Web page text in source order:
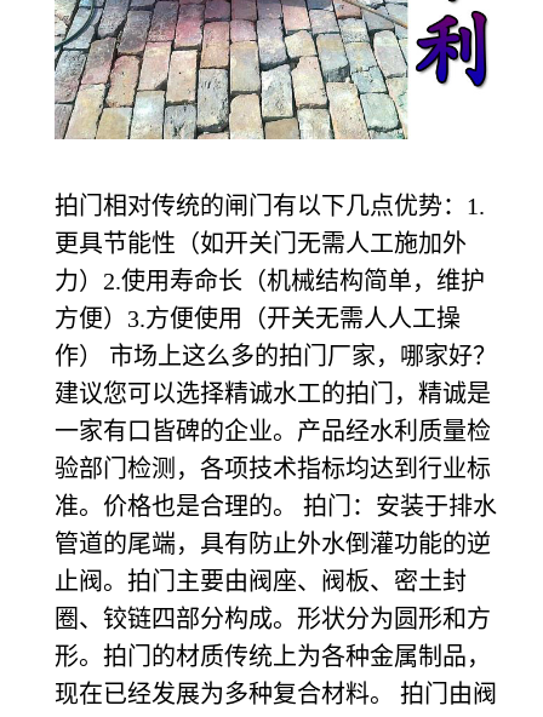
拍门相对传统的闸门有以下几点优势：1.
更具节能性（如开关门无需人工施加外
力）2.使用寿命长（机械结构简单，维护
方便）3.方便使用（开关无需人人工操
作） 市场上这么多的拍门厂家，哪家好？
建议您可以选择精诚水工的拍门，精诚是
一家有口皆碑的企业。产品经水利质量检
验部门检测，各项技术指标均达到行业标
准。价格也是合理的。 拍门：安装于排水
管道的尾端，具有防止外水倒灌功能的逆
止阀。拍门主要由阀座、阀板、密土封
圈、铰链四部分构成。形状分为圆形和方
形。拍门的材质传统上为各种金属制品，
现在已经发展为多种复合材料。 拍门由阀